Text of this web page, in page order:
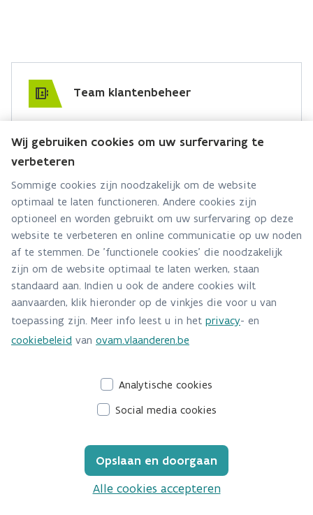
Team klantenbeheer
Via contact formulier
Alle contactgegevens
Adres
Stationsstraat 110
2800 Mechelen
Route en bereikbaarheid
Telefoon
015/284.284
Wij gebruiken cookies om uw surfervaring te
verbeteren
Sommige cookies zijn noodzakelijk om de website
optimaal te laten functioneren. Andere cookies zijn
optioneel en worden gebruikt om uw surfervaring op deze
website te verbeteren en online communicatie op uw noden
af te stemmen. De 'functionele cookies' die noodzakelijk
zijn om de website optimaal te laten werken, staan
standaard aan. Indien u ook de andere cookies wilt
aanvaarden, klik hieronder op de vinkjes die voor u van
toepassing zijn. Meer info leest u in het privacy- en
cookiebeleid van ovam.vlaanderen.be
Analytische cookies
Social media cookies
Opslaan en doorgaan
Alle cookies accepteren